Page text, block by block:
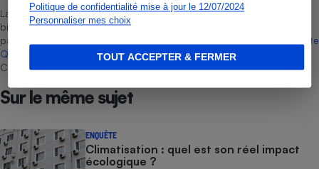
Politique de confidentialité mise à jour le 12/07/2024
Personnaliser mes choix
TOUT ACCEPTER & FERMER
La sélection de produits ou services est représentative du marché,
bien que non-exhaustive. À l’exception des autorisations données
par Bureau Veritas Certification conformément aux règles de
La Note
Que Choisir
, il n’existe aucune relation contractuelle entre Que
Choisir Ensemble et les professionnels référencés.
Sur le même sujet
ENQUÊTE
Climatisation : quel est son réel impact
écologique ?